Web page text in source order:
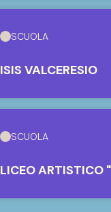
SCUOLA
ISIS VALCERESIO
SCUOLA
LICEO ARTISTICO